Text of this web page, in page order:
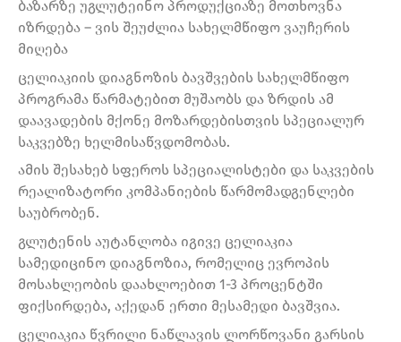
ბაზარზე უგლუტეინო პროდუქციაზე მოთხოვნა
იზრდება – ვის შეუძლია სახელმწიფო ვაუჩერის
მიღება
ცელიაკიის დიაგნოზის ბავშვების სახელმწიფო
პროგრამა წარმატებით მუშაობს და ზრდის ამ
დაავადების მქონე მოზარდებისთვის სპეციალურ
საკვებზე ხელმისაწვდომობას.
ამის შესახებ სფეროს სპეციალისტები და საკვების
რეალიზატორი კომპანიების წარმომადგენლები
საუბრობენ.
გლუტენის აუტანლობა იგივე ცელიაკია
სამედიცინო დიაგნოზია, რომელიც ევროპის
მოსახლეობის დაახლოებით 1-3 პროცენტში
ფიქსირდება, აქედან ერთი მესამედი ბავშვია.
ცელიაკია წვრილი ნაწლავის ლორწოვანი გარსის